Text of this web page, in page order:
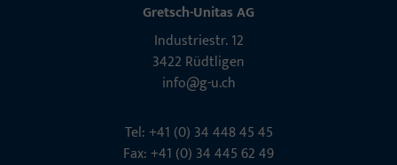
Gretsch-Unitas AG
Indu­s­triestr. 12
3422 Rüdt­ligen
info@g-u.ch
Tel: +41 (0) 34 448 45 45
Fax: +41 (0) 34 445 62 49